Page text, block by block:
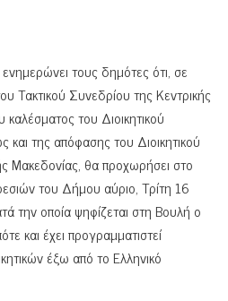
τους δημότες ότι, σε
Συνεδρίου της Κεντρικής
του Διοικητικού
της απόφασης του Διοικητικού
Μακεδονίας, θα προχωρήσει στο
του Δήμου αύριο, Τρίτη 16
την οποία ψηφίζεται στη Βουλή ο
και έχει προγραμματιστεί
έξω από το Ελληνικό